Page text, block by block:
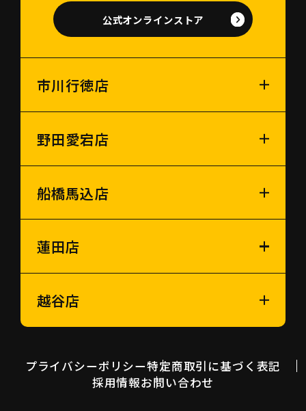
公式オンラインストア
市川行徳店
野田愛宕店
船橋馬込店
蓮田店
越谷店
プライバシーポリシー特定商取引に基づく表記
採用情報お問い合わせ